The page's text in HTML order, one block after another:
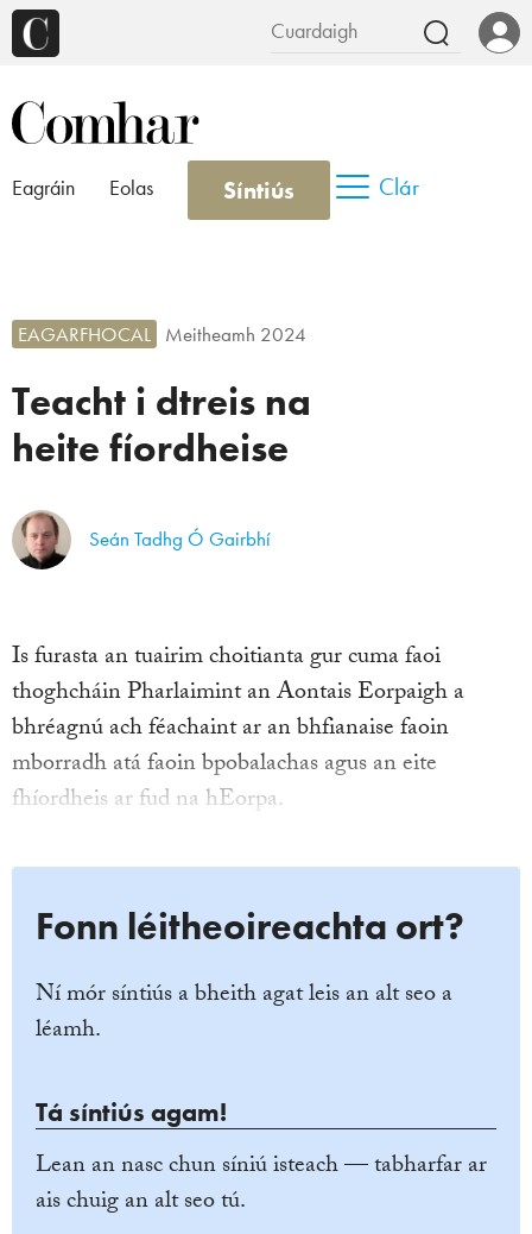
Eagráin Eolas Síntiús Clár
Teacht i dtreis na
heite fíordheise
EAGARFHOCAL Meitheamh 2024
Seán Tadhg Ó Gairbhí
Is furasta an tuairim choitianta gur cuma faoi
thoghcháin Pharlaimint an Aontais Eorpaigh a
bhréagnú ach féachaint ar an bhfianaise faoin
mborradh atá faoin bpobalachas agus an eite
fhíordheis ar fud na hEorpa.
Fonn léitheoireachta ort?
Ní mór síntiús a bheith agat leis an alt seo a
léamh.
Tá síntiús agam!
Lean an nasc chun síniú isteach — tabharfar ar
ais chuig an alt seo tú.